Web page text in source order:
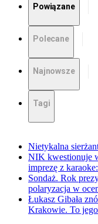
Powiązane
Polecane
Najnowsze
Tagi
Nietykalna
NIK kwestionuje
imprezę z
Sondaż. Rok
polaryzacja w
Łukasz Gibała
Krakowie. To